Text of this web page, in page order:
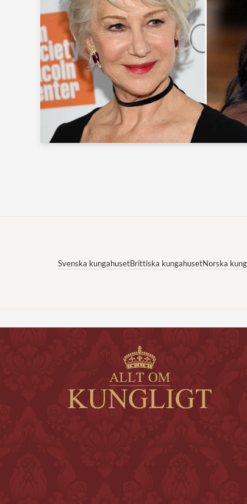
Svenska kungahusetBrittiska kungahusetNorska